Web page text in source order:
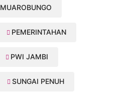
MUAROBUNGO
PEMERINTAHAN
PWI JAMBI
SUNGAI PENUH